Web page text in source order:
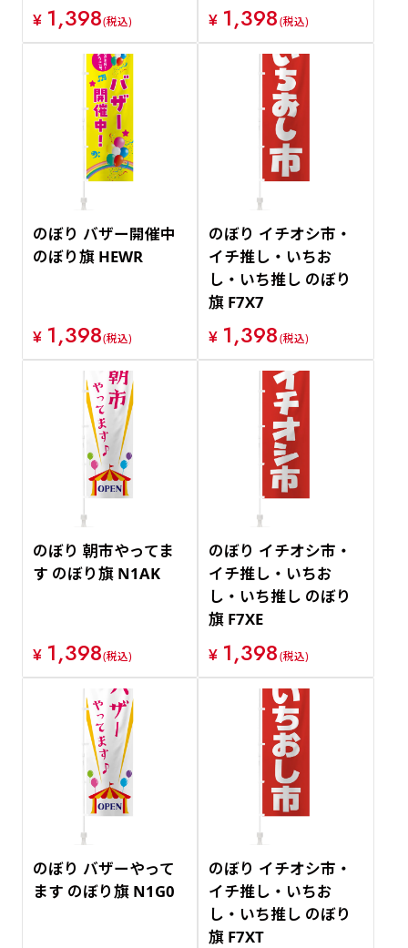
¥ 1,398(税込)
¥ 1,398(税込)
のぼり バザー開催中
のぼり旗 HEWR
¥ 1,398(税込)
のぼり イチオシ市・
イチ推し・いちお
し・いち推し のぼり
旗 F7X7
¥ 1,398(税込)
のぼり 朝市やってま
す のぼり旗 N1AK
¥ 1,398(税込)
のぼり イチオシ市・
イチ推し・いちお
し・いち推し のぼり
旗 F7XE
¥ 1,398(税込)
のぼり バザーやって
ます のぼり旗 N1G0
のぼり イチオシ市・
イチ推し・いちお
し・いち推し のぼり
旗 F7XT